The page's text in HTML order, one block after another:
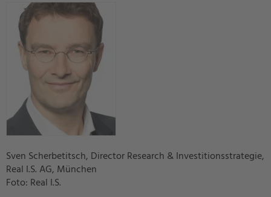
Sven Scherbetitsch, Director Research & Investitionsstrategie,
Real I.S. AG, München
Foto: Real I.S.